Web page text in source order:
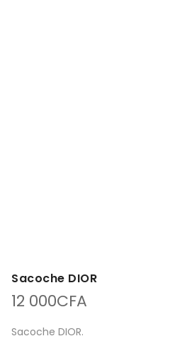
Sacoche DIOR
12 000CFA
Sacoche DIOR.